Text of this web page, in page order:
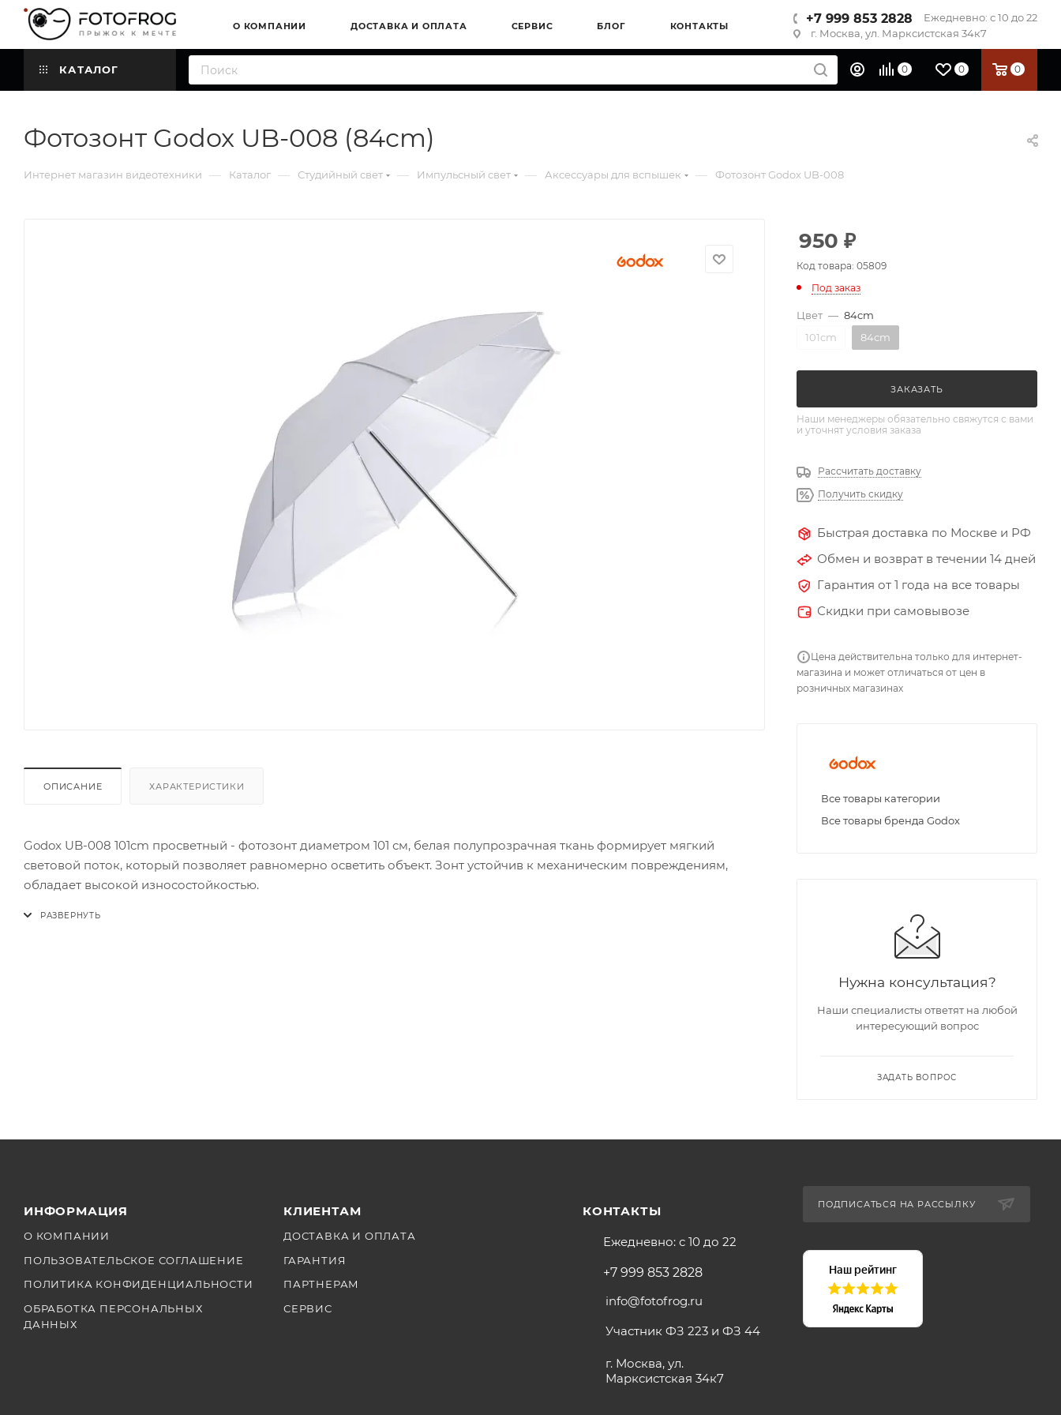
О КОМПАНИИ ДОСТАВКА И ОПЛАТА СЕРВИС БЛОГ КОНТАКТЫ
+7 999 853 2828
Ежедневно: с 10 до 22
г. Москва, ул. Марксистская 34к7
КАТАЛОГ 0 0 0
Фотозонт Godox UB-008 (84cm)
Интернет магазин видеотехники — Каталог — Студийный свет — Импульсный свет — Аксессуары для вспышек — Фотозонт Godox UB-008
ОПИСАНИЕ ХАРАКТЕРИСТИКИ
Godox UB-008 101cm просветный - фотозонт диаметром 101 см, белая полупрозрачная ткань формирует мягкий
световой поток, который позволяет равномерно осветить объект. Зонт устойчив к механическим повреждениям,
обладает высокой износостойкостью.
950 ₽
Код товара: 05809
Под заказ
Цвет — 84cm
101cm
84cm
ЗАКАЗАТЬ
Наши менеджеры обязательно свяжутся с вами
и уточнят условия заказа
Рассчитать доставку
Получить скидку
Быстрая доставка по Москве и РФ
Обмен и возврат в течении 14 дней
Гарантия от 1 года на все товары
Скидки при самовывозе
Цена действительна только для интернет-
магазина и может отличаться от цен в
розничных магазинах
Все товары категории
Все товары бренда Godox
Нужна консультация?
Наши специалисты ответят на любой
интересующий вопрос
ЗАДАТЬ ВОПРОС
ИНФОРМАЦИЯ
О КОМПАНИИ
ПОЛЬЗОВАТЕЛЬСКОЕ СОГЛАШЕНИЕ
ПОЛИТИКА КОНФИДЕНЦИАЛЬНОСТИ
ОБРАБОТКА ПЕРСОНАЛЬНЫХ
ДАННЫХ
КЛИЕНТАМ
ДОСТАВКА И ОПЛАТА
ГАРАНТИЯ
ПАРТНЕРАМ
СЕРВИС
КОНТАКТЫ
Ежедневно: с 10 до 22
+7 999 853 2828
info@fotofrog.ru
Участник ФЗ 223 и ФЗ 44
г. Москва, ул.
Марксистская 34к7
ПОДПИСАТЬСЯ НА РАССЫЛКУ